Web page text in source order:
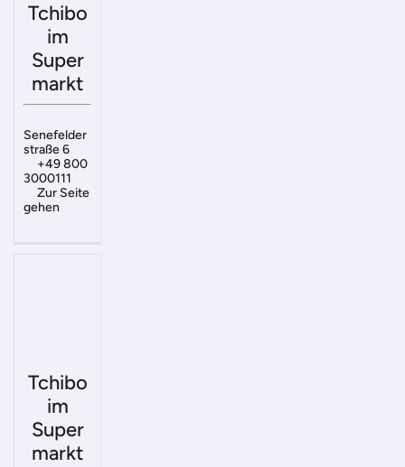
Tchibo
im
Super
markt
Senefelder
straße 6
+49 800
3000111
Zur Seite
gehen
Tchibo
im
Super
markt